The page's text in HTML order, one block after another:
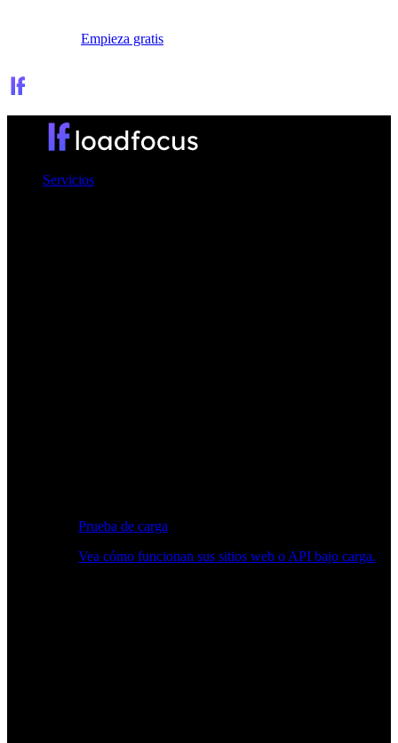
Empieza gratis
Servicios
Prueba de carga
Vea cómo funcionan sus sitios web o API bajo carga.